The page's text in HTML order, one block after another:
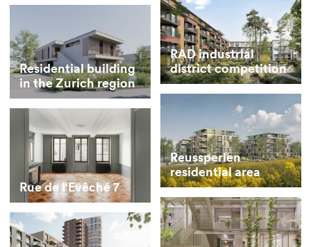
RAD industrial
district competition
Residential building
in the Zurich region
Reussperlen
residential area
Rue de l'Evêché 7